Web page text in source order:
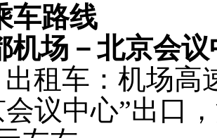
车路线
机场－北京会议
出租车：机场高
议中心”出口